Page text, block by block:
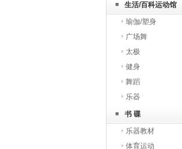
生活/百科运动馆
瑜伽/塑身
广场舞
太极
健身
舞蹈
乐器
书 碟
乐器教材
体育运动